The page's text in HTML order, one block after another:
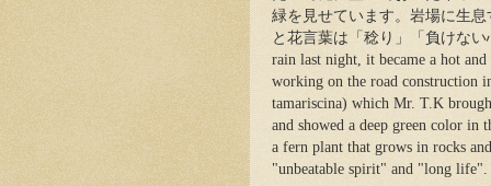
緑を見せています。岩場に生
と花言葉は「稔り」「負けな
rain last night, it became a hot
working on the road construction
tamariscina) which Mr. T.K
and showed a deep green color
a fern plant that grows in rocks
"unbeatable spirit" and "long life".